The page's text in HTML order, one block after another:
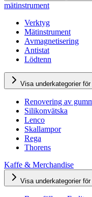
mätinstrument
Verktyg
Mätinstrument
Avmagnetisering
Antistat
Lödtenn
Visa underkategorier
Renovering av
Silikonvätska
Lenco
Skallampor
Rega
Thorens
Kaffe & Merchandise
Visa underkategorier